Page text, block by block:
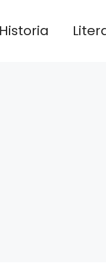
Historia